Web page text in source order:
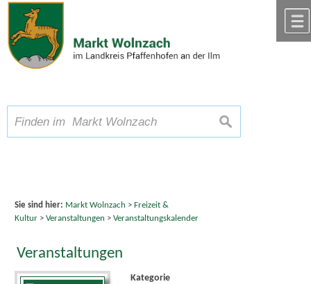
Zum Inhalt,zur Navigation
Schriftgröße A A A suchen
Sie sind hier: Markt Wolnzach > Freizeit &
Kultur> Veranstaltungen > Veranstaltungskalender
Veranstaltungen
Kategorie